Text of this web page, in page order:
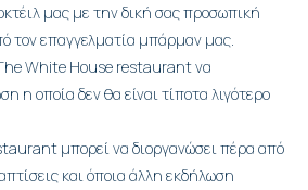
μας με την δική σας προσωπική
τον επαγγελματία μπάρμαν μας.
White House restaurant να
η οποία δεν θα είναι τίποτα λιγότερο
μπορεί να διοργανώσει πέρα από
και όποια άλλη εκδήλωση